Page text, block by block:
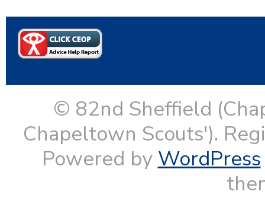
© 82nd Sheffield
Chapeltown Scouts').
Powered by WordPress